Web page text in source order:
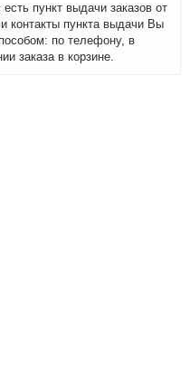
пункт выдачи заказов от
контакты пункта выдачи Вы
по телефону, в
заказа в корзине.